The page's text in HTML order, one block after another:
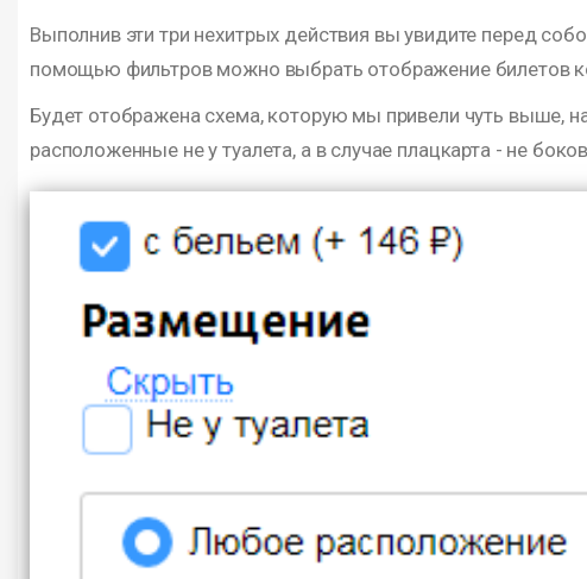
Выполнив эти три нехитрых действия вы увидите перед
помощью фильтров можно выбрать отображение билетов
Будет отображена схема, которую мы привели чуть выше,
расположенные не у туалета, а в случае плацкарта - не